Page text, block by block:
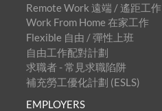
Remote Work 遠端 / 遙距工作
Work From Home 在家工作
Flexible 自由 / 彈性上班
自由工作配對計劃
求職者 - 常見求職陷阱
補充勞工優化計劃 (ESLS)
EMPLOYERS